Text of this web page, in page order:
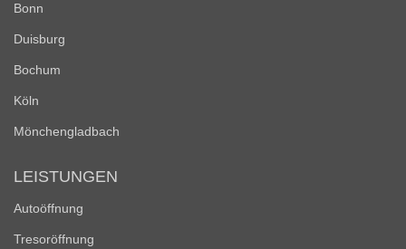
Bonn
Duisburg
Bochum
Köln
Mönchengladbach
LEISTUNGEN
Autoöffnung
Tresoröffnung